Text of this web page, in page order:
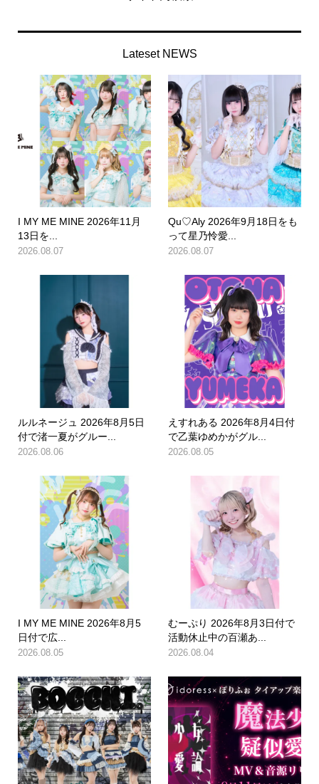
Lateset NEWS
I MY ME MINE 2026年11月
13日を...
2026.08.07
Qu♡Aly 2026年9月18日をも
って星乃怜愛...
2026.08.07
ルルネージュ 2026年8月5日
付で渚一夏がグルー...
2026.08.06
えすれある 2026年8月4日付
で乙葉ゆめかがグル...
2026.08.05
I MY ME MINE 2026年8月5
日付で広...
2026.08.05
むーぷり 2026年8月3日付で
活動休止中の百瀬あ...
2026.08.04